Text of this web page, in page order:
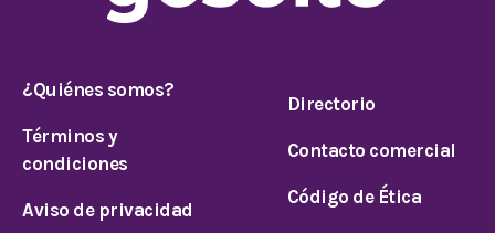
¿Quiénes somos?
Términos y
condiciones
Aviso de privacidad
Directorio
Contacto comercial
Código de Ética